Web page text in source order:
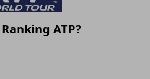
ATP?